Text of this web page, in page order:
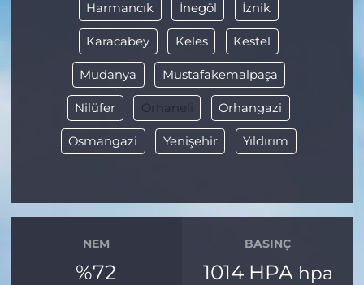
Harmancık İnegöl İznik
Karacabey Keles Kestel
Mudanya Mustafakemalpaşa
Nilüfer Orhaneli Orhangazi
Osmangazi Yenişehir Yıldırım
NEM
%72
BASINÇ
1014 HPA hpa